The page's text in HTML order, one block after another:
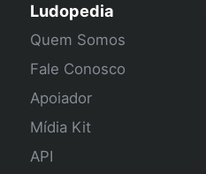
Ludopedia
Quem Somos
Fale Conosco
Apoiador
Mídia Kit
API